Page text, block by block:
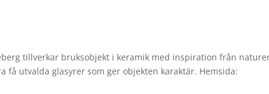
tillverkar bruksobjekt i keramik med inspiration från
få utvalda glasyrer som ger objekten karaktär. Hemsida: